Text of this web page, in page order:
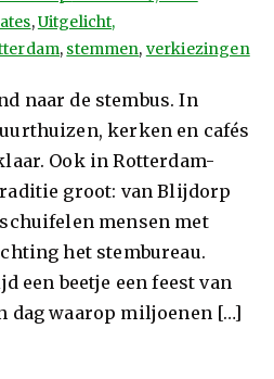
,Uitgelicht,
, stemmen, verkiezingen
naar de stembus. In
kerken en cafés
Ook in Rotterdam-
groot: van Blijdorp
mensen met
het stembureau.
een beetje een feest van
dag waarop miljoenen […]